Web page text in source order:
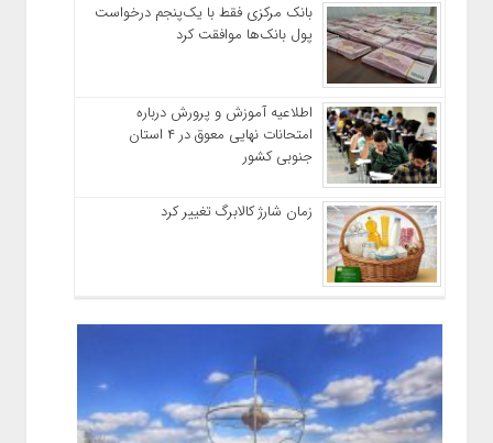
بانک مرکزی فقط با یک‌‎پنجم درخواست
پول بانک‌ها موافقت کرد
اطلاعیه آموزش و پرورش درباره
امتحانات نهایی معوق در ۴ استان
جنوبی کشور
زمان شارژ کالابرگ تغییر کرد